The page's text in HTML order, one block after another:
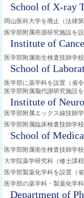
School of X-ray
岡山医科大学を廃止（法律
医学部附属癌源研究施設を
Institute of
医学部附属衛生検査技師学
School of
医学部に薬学科を設置（省
医学部附属脳代謝研究施設
Institute of
医学部附属エックス線技師
医学部附属臨床検査技師学
School of
医学部附属衛生検査技師学
大学院薬学研究科（修士課
医学部製薬化学科を設置（
医学部の薬学科・製薬化学
Department of